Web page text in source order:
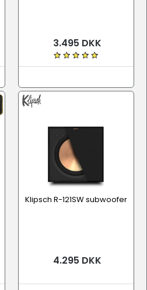
3.495 DKK
Klipsch R-121SW subwoofer
4.295 DKK